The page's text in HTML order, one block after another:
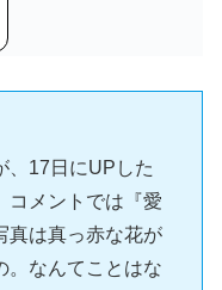
、17日にUPした
コメントでは『愛
真は真っ赤な花が
。なんてことはな